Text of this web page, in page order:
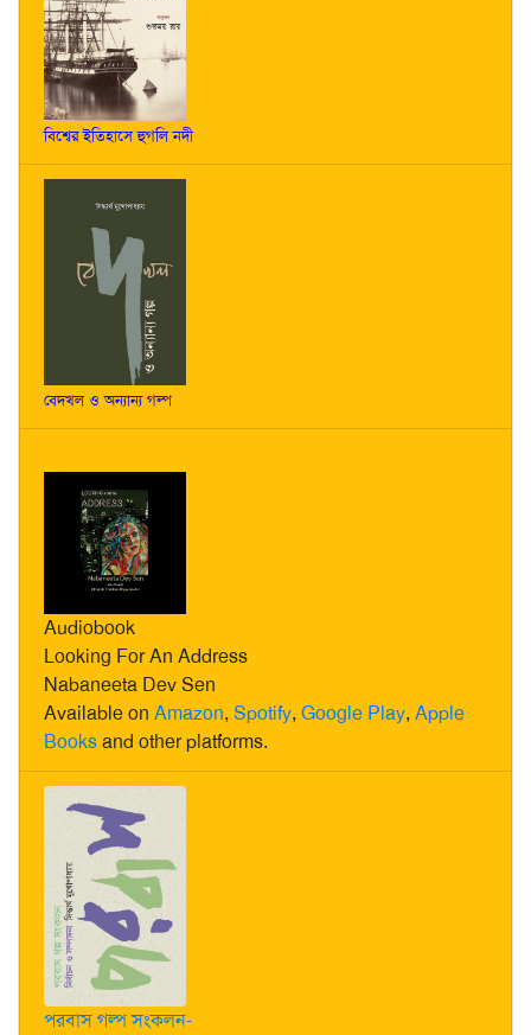
বিশ্বের ইতিহাসে হুগলি নদী
বেদখল ও অন্যান্য গল্প
Audiobook
Looking For An Address
Nabaneeta Dev Sen
Available on Amazon, Spotify, Google Play, Apple
Booksand other platforms.
পরবাস গল্প সংকলন-